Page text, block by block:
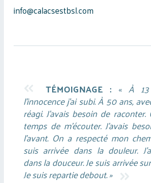
info@calacsestbsl.com
TÉMOIGNAGE : «À
l’innocence j’ai subi. À 50 ans,
réagi. J’avais besoin de
temps de m’écouter. J’avais
l’avant. On a respecté mon
suis arrivée dans la douleur.
dans la douceur. Je suis arrivée
Je suis repartie debout. »